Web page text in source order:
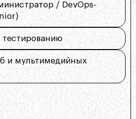
/ DevOps-
и мультимедийных